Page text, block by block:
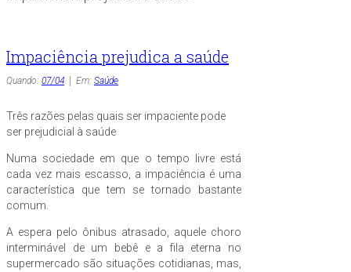
Impaciência prejudica a saúde
Quando: 07/04 Em: Saúde
Três razões pelas quais ser impaciente pode
ser prejudicial à saúde
Numa sociedade em que o tempo livre está
cada vez mais escasso, a impaciência é uma
característica que tem se tornado bastante
comum.
A espera pelo ônibus atrasado, aquele choro
interminável de um bebê e a fila eterna no
supermercado são situações cotidianas, mas,